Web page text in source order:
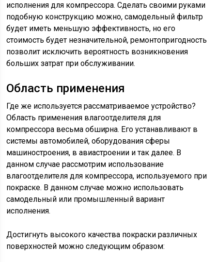
исполнения для компрессора. Сделать своими руками
подобную конструкцию можно, самодельный фильтр
будет иметь меньшую эффективность, но его
стоимость будет незначительной, ремонтопригодность
позволит исключить вероятность возникновения
больших затрат при обслуживании.
Область применения
Где же используется рассматриваемое устройство?
Область применения влагоотделителя для
компрессора весьма обширна. Его устанавливают в
системы автомобилей, оборудования сферы
машиностроения, в авиастроении и так далее. В
данном случае рассмотрим использование
влагоотделителя для компрессора, используемого при
покраске. В данном случае можно использовать
самодельный или промышленный вариант
исполнения.
Достигнуть высокого качества покраски различных
поверхностей можно следующим образом: